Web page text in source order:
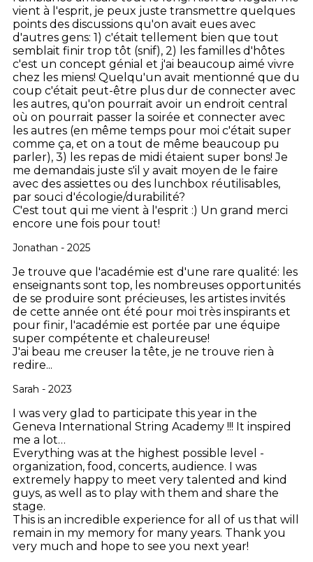
vient à l'esprit, je peux juste transmettre quelques
points des discussions qu'on avait eues avec
d'autres gens: 1) c'était tellement bien que tout
semblait finir trop tôt (snif), 2) les familles d'hôtes
c'est un concept génial et j'ai beaucoup aimé vivre
chez les miens! Quelqu'un avait mentionné que du
coup c'était peut-être plus dur de connecter avec
les autres, qu'on pourrait avoir un endroit central
où on pourrait passer la soirée et connecter avec
les autres (en même temps pour moi c'était super
comme ça, et on a tout de même beaucoup pu
parler), 3) les repas de midi étaient super bons! Je
me demandais juste s'il y avait moyen de le faire
avec des assiettes ou des lunchbox réutilisables,
par souci d'écologie/durabilité?
C'est tout qui me vient à l'esprit :) Un grand merci
encore une fois pour tout!
Jonathan - 2025
Je trouve que l'académie est d'une rare qualité: les
enseignants sont top, les nombreuses opportunités
de se produire sont précieuses, les artistes invités
de cette année ont été pour moi très inspirants et
pour finir, l'académie est portée par une équipe
super compétente et chaleureuse!
J'ai beau me creuser la tête, je ne trouve rien à
redire...
Sarah - 2023
I was very glad to participate this year in the
Geneva International String Academy !!! It inspired
me a lot…
Everything was at the highest possible level -
organization, food, concerts, audience. I was
extremely happy to meet very talented and kind
guys, as well as to play with them and share the
stage.
This is an incredible experience for all of us that will
remain in my memory for many years. Thank you
very much and hope to see you next year!